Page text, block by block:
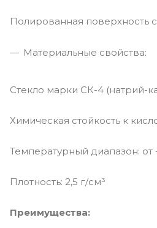
Полированная поверхность
Материальные свойства:
Стекло марки СК-4 (натрий-
Химическая стойкость к
Температурный диапазон: от
Плотность: 2,5 г/см³
Преимущества: